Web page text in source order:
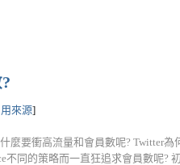
來源]
麼要衝高流量和會員數呢? Twitter
不同的策略而一直狂追求會員數呢?